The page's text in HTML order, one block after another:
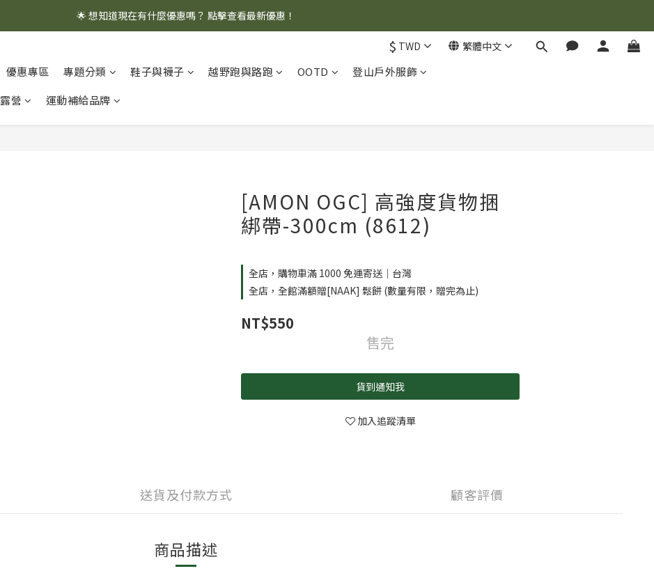
🌟 想知道現在有什麼優惠嗎？ 點擊查看最新優惠！
🌟 想知道現在有什麼優惠嗎？ 點擊查看最新優惠！
🌟 想知道現在有什麼優惠嗎？ 點擊查看最新優惠！
$ TWD 繁體中文
優惠專區 專題分類 鞋子與襪子 越野跑與路跑 OOTD
登山戶外服飾
露營 運動補給品牌
[AMON OGC] 高強度貨物捆
綁帶-300cm (8612)
全店，購物車滿 1000 免運寄送｜台灣
全店，全館滿額贈[NAAK] 鬆餅 (數量有限，贈完為止)
NT$550
售完
貨到通知我
加入追蹤清單
送貨及付款方式 顧客評價
商品描述